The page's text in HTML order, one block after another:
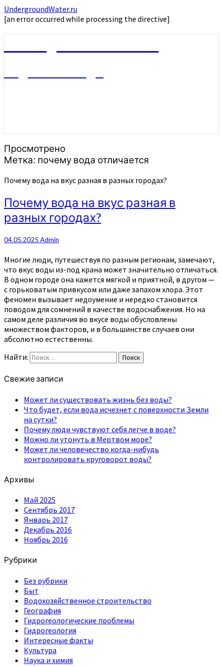
UndergroundWater.ru
[an error occurred while processing the directive]
Просмотрено
Метка: почему вода отличается
Почему вода на вкус разная в разных городах?
Почему вода на вкус разная в
разных городах?
04.05.2025 Admin
Многие люди, путешествуя по разным регионам, замечают,
что вкус воды из-под крана может значительно отличаться.
В одном городе она кажется мягкой и приятной, в другом —
с горьковатым привкусом или даже запахом хлора. Этот
феномен вызывает недоумение и нередко становится
поводом для сомнений в качестве водоснабжения. Но на
самом деле различия во вкусе воды обусловлены
множеством факторов, и в большинстве случаев они
абсолютно естественны.
Найти:
Поиск
Свежие записи
Может ли существовать жизнь без воды?
Что будет, если вода исчезнет с поверхности Земли
на сутки?
Почему люди чувствуют себя легче в воде?
Можно ли утонуть в Мёртвом море?
Может ли человечество когда-нибудь
контролировать круговорот воды?
Архивы
Май 2025
Сентябрь 2017
Январь 2017
Декабрь 2016
Ноябрь 2016
Рубрики
Без рубрики
Быт
Водохозяйственное строительство
География
Гидрогеологические проблемы
Гидрогеология
Интересные факты
Культура
Наука и химия